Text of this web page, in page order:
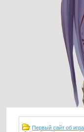
Первый сайт об